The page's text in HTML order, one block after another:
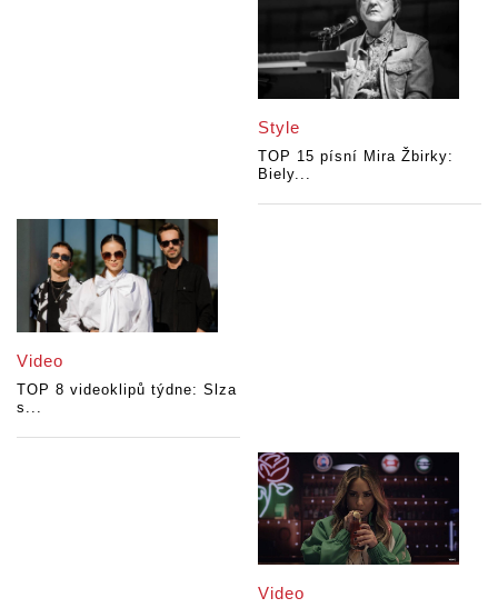
Style
TOP 15 písní Mira Žbirky:
Biely...
Video
TOP 8 videoklipů týdne: Slza
s...
Video